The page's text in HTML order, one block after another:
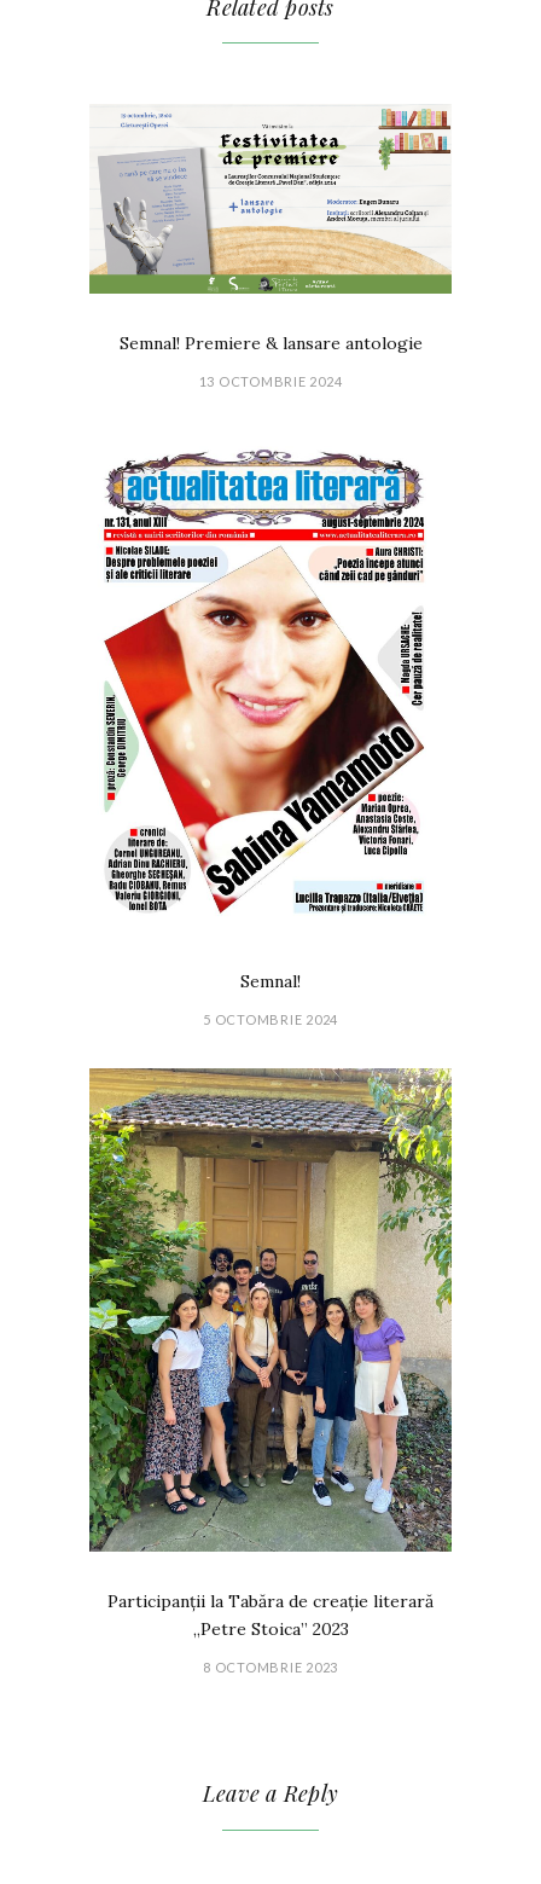
Related posts
Semnal! Premiere & lansare antologie
13 OCTOMBRIE 2024
Semnal!
5 OCTOMBRIE 2024
Participanții la Tabăra de creație literară
„Petre Stoica” 2023
8 OCTOMBRIE 2023
Leave a Reply